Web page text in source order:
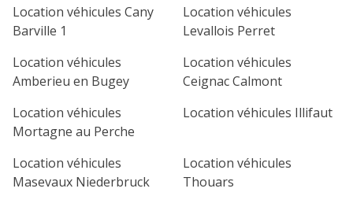
21 22 23 24
Location véhicules Cany
Barville 1
Location véhicules
Levallois Perret
Location véhicules
Amberieu en Bugey
Location véhicules
Ceignac Calmont
Location véhicules
Mortagne au Perche
Location véhicules Illifaut
Location véhicules
Masevaux Niederbruck
Location véhicules
Thouars